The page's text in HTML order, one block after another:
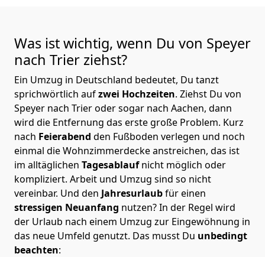
Was ist wichtig, wenn Du von Speyer
nach Trier ziehst?
Ein Umzug in Deutschland bedeutet, Du tanzt
sprichwörtlich aufzwei Hochzeiten. Ziehst Du von
Speyer nach Trier oder sogar nach Aachen, dann
wird die Entfernung das erste große Problem. Kurz
nach Feierabend den Fußboden verlegen und noch
einmal die Wohnzimmerdecke anstreichen, das ist
im alltäglichen Tagesablaufnicht möglich oder
kompliziert. Arbeit und Umzug sind so nicht
vereinbar. Und den Jahresurlaubfür einen
stressigen Neuanfang nutzen? In der Regel wird
der Urlaub nach einem Umzug zur Eingewöhnung in
das neue Umfeld genutzt. Das musst Du unbedingt
beachten: